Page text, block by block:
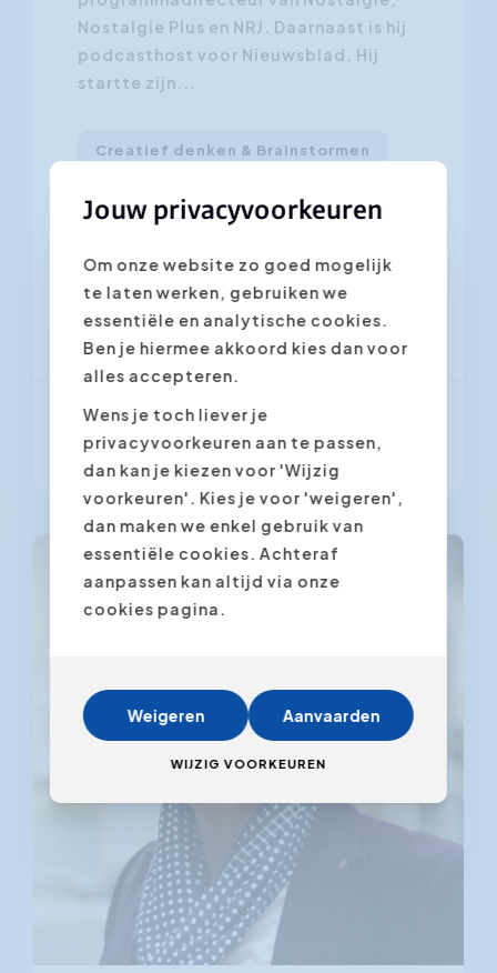
Nostalgie Plus en NRJ. Daarnaast is hij
podcasthost voor Nieuwsblad. Hij
startte zijn...
Creatief denken & Brainstormen
Schrijfworkshop...
+ 3 opleidingen
Meer informatie
Jouw privacyvoorkeuren
Om onze website zo goed mogelijk
te laten werken, gebruiken we
essentiële en analytische cookies.
Ben je hiermee akkoord kies dan voor
alles accepteren.
Wens je toch liever je
privacyvoorkeuren aan te passen,
dan kan je kiezen voor 'Wijzig
voorkeuren'. Kies je voor 'weigeren',
dan maken we enkel gebruik van
essentiële cookies. Achteraf
aanpassen kan altijd via onze
cookies pagina.
Weigeren Aanvaarden
WIJZIG VOORKEUREN